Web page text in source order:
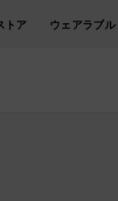
トア ウェアラブル